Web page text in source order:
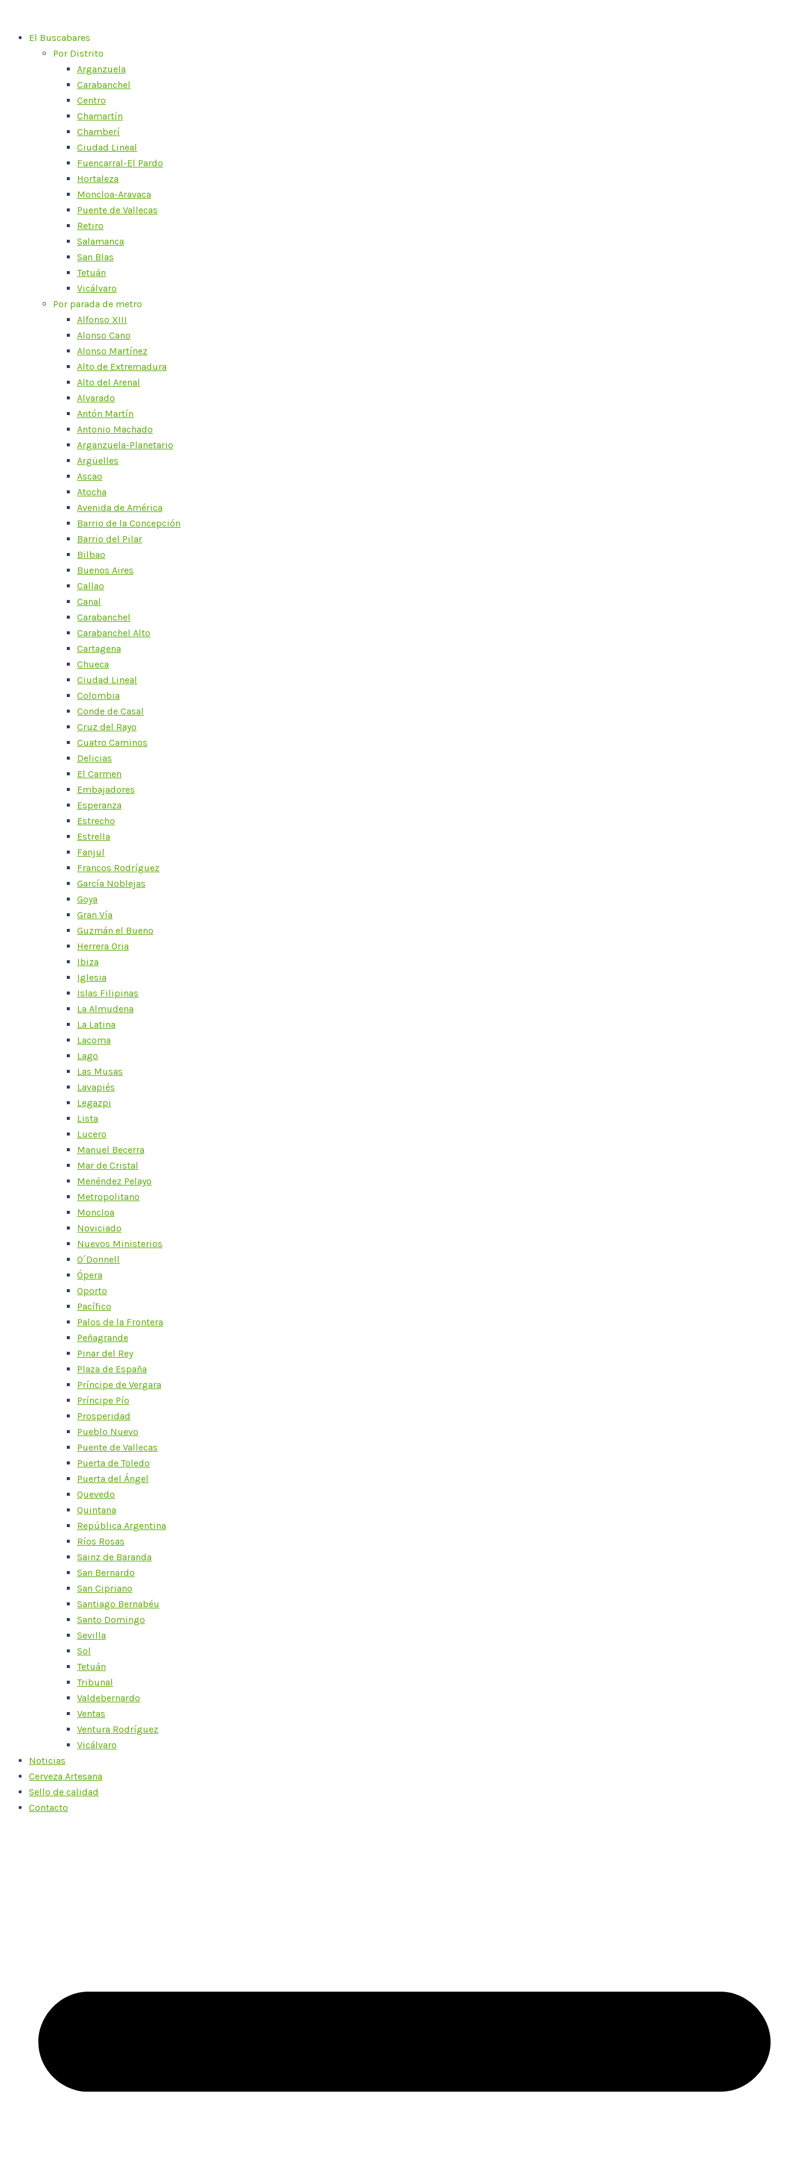
contenidoEl Buscabares
Por Distrito
Arganzuela
Carabanchel
Centro
Chamartín
Chamberí
Ciudad Lineal
Fuencarral-El Pardo
Hortaleza
Moncloa-Aravaca
Puente de Vallecas
Retiro
Salamanca
San Blas
Tetuán
Vicálvaro
Por parada de metro
Alfonso XIII
Alonso Cano
Alonso Martínez
Alto de Extremadura
Alto del Arenal
Alvarado
Antón Martín
Antonio Machado
Arganzuela-Planetario
Argüelles
Ascao
Atocha
Avenida de América
Barrio de la Concepción
Barrio del Pilar
Bilbao
Buenos Aires
Callao
Canal
Carabanchel
Carabanchel Alto
Cartagena
Chueca
Ciudad Lineal
Colombia
Conde de Casal
Cruz del Rayo
Cuatro Caminos
Delicias
El Carmen
Embajadores
Esperanza
Estrecho
Estrella
Fanjul
Francos Rodríguez
García Noblejas
Goya
Gran Vía
Guzmán el Bueno
Herrera Oria
Ibiza
Iglesia
Islas Filipinas
La Almudena
La Latina
Lacoma
Lago
Las Musas
Lavapiés
Legazpi
Lista
Lucero
Manuel Becerra
Mar de Cristal
Menéndez Pelayo
Metropolitano
Moncloa
Noviciado
Nuevos Ministerios
O´Donnell
Ópera
Oporto
Pacífico
Palos de la Frontera
Peñagrande
Pinar del Rey
Plaza de España
Príncipe de Vergara
Príncipe Pío
Prosperidad
Pueblo Nuevo
Puente de Vallecas
Puerta de Toledo
Puerta del Ángel
Quevedo
Quintana
República Argentina
Ríos Rosas
Sainz de Baranda
San Bernardo
San Cipriano
Santiago Bernabéu
Santo Domingo
Sevilla
Sol
Tetuán
Tribunal
Valdebernardo
Ventas
Ventura Rodríguez
Vicálvaro
Noticias
Cerveza Artesana
Sello de calidad
Contacto